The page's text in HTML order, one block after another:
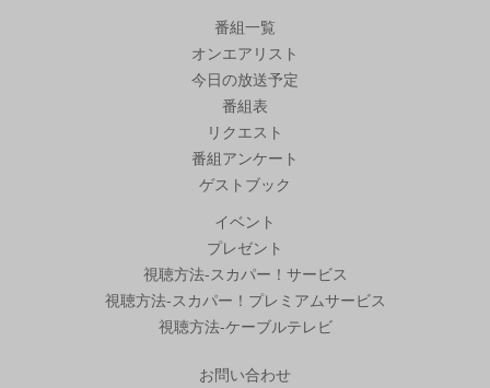
番組一覧
オンエアリスト
今日の放送予定
番組表
リクエスト
番組アンケート
ゲストブック
イベント
プレゼント
視聴方法-スカパー！サービス
視聴方法-スカパー！プレミアムサービス
視聴方法-ケーブルテレビ
お問い合わせ